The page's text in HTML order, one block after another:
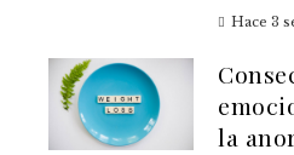
Hace 3
la